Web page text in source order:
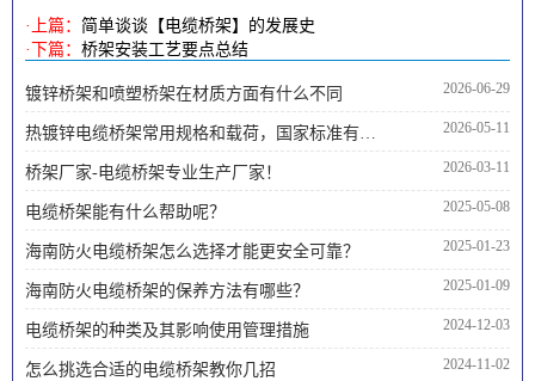
·上篇： 简单谈谈【电缆桥架】的发展史
·下篇： 桥架安装工艺要点总结
镀锌桥架和喷塑桥架在材质方面有什么不同 2026-06-29
热镀锌电缆桥架常用规格和载荷，国家标准有哪些内容 2026-05-11
桥架厂家-电缆桥架专业生产厂家！ 2026-03-11
电缆桥架能有什么帮助呢？ 2025-05-08
海南防火电缆桥架怎么选择才能更安全可靠？ 2025-01-23
海南防火电缆桥架的保养方法有哪些？ 2025-01-09
电缆桥架的种类及其影响使用管理措施 2024-12-03
怎么挑选合适的电缆桥架教你几招 2024-11-02